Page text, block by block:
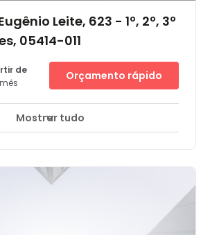
Leite, 623 - 1º, 2º, 3º
05414-011
de
Orçamento rápido
Mostrar tudo